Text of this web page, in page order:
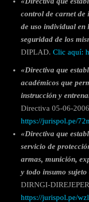
control de carnet de
de uso individual en
seguridad de los
DIPLAD. Clic aquí:
«Directiva que
académicos que
instrucción y
Directiva 05-06-
https://jurispol.pe/
«Directiva que
servicio de
armas, munición,
y todo insumo
DIRNGI-
https://jurispol.pe/